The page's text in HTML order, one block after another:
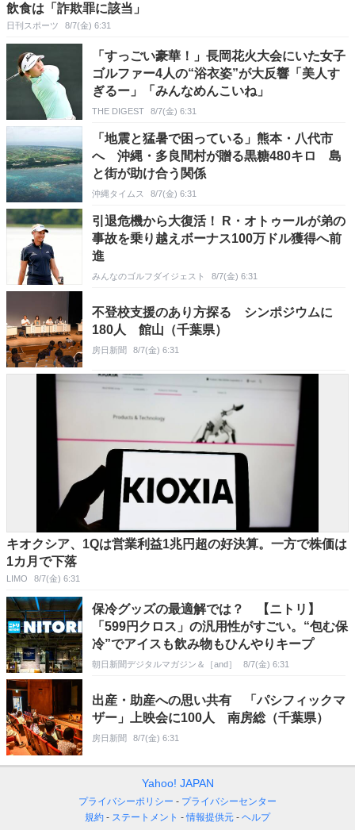
飲食は「詐欺罪に該当」
日刊スポーツ 8/7(金) 6:31
「すっごい豪華！」長岡花火大会にいた女子
ゴルファー4人の“浴衣姿”が大反響「美人す
ぎるー」「みんなめんこいね」
THE DIGEST 8/7(金) 6:31
「地震と猛暑で困っている」熊本・八代市
へ 沖縄・多良間村が贈る黒糖480キロ 島
と街が助け合う関係
沖縄タイムス 8/7(金) 6:31
引退危機から大復活！ R・オトゥールが弟の
事故を乗り越えボーナス100万ドル獲得へ前
進
みんなのゴルフダイジェスト 8/7(金) 6:31
不登校支援のあり方探る シンポジウムに
180人 館山（千葉県）
房日新聞 8/7(金) 6:31
キオクシア、1Qは営業利益1兆円超の好決算。一方で株価は
1カ月で下落
LIMO 8/7(金) 6:31
保冷グッズの最適解では？ 【ニトリ】
「599円クロス」の汎用性がすごい。“包む保
冷”でアイスも飲み物もひんやりキープ
朝日新聞デジタルマガジン＆［and］ 8/7(金) 6:31
出産・助産への思い共有 「パシフィックマ
ザー」上映会に100人 南房総（千葉県）
房日新聞 8/7(金) 6:31
Yahoo! JAPAN
プライバシーポリシー
プライバシーセンター
規約
ステートメント 情報提供元
ヘルプ